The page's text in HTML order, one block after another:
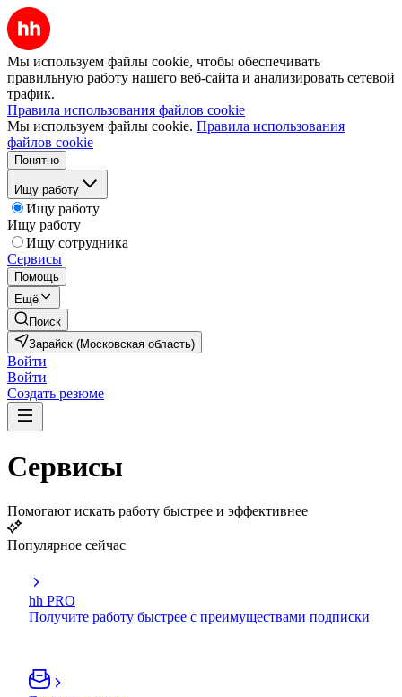
Мы используем файлы cookie, чтобы обеспечивать
правильную работу нашего веб-сайта и анализировать сетевой
трафик.
Правила использования файлов cookie
Мы используем файлы cookie. Правила использования
файлов cookie
Понятно
Ищу работу
Ищу работу
Ищу работу
Ищу сотрудника
Сервисы
Помощь
Ещё
Поиск
Зарайск (Московская область)
Войти
Войти
Создать резюме
Сервисы
Помогают искать работу быстрее и эффективнее
Популярное сейчас
hh PRO
Получите работу быстрее с преимуществами подписки